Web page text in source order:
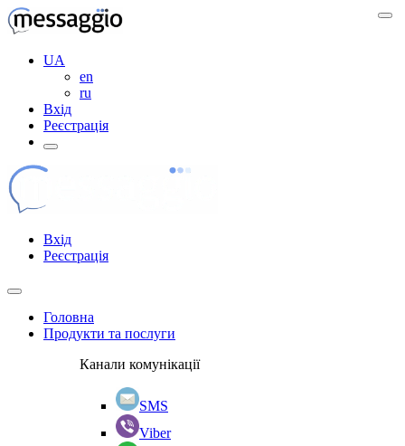
UA
en
ru
Вхід
Реєстрація
Вхід
Реєстрація
Головна
Продукти та послуги
Канали комунікації
SMS
Viber